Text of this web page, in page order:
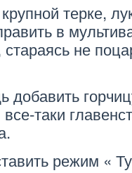
терке,
в
не
таки
режим «